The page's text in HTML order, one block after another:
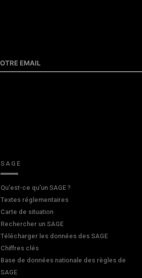
SAGE
Qu'est-ce qu'un SAGE ?
Textes réglementaires
Carte de situation
Rechercher un SAGE
Télécharger les données des SAGE
Chiffres clés
Base de données nationale des règles de
SAGE